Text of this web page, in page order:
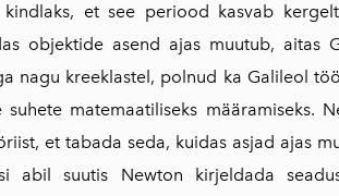
et see periood kasvab
objektide asend ajas muu­tub, aitas
nagu kreeklastel, polnud ka Galileol
suhete matemaatiliseks määramiseks.
et tabada seda, kui­das asjad ajas
abil suutis Newton kirjeldada